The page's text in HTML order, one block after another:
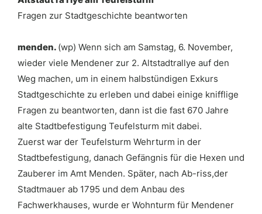
Fragen zur Stadtgeschichte beantworten
menden. (wp) Wenn sich am Samstag, 6. November,
wieder viele Mendener zur 2. Altstadtrallye auf den
Weg machen, um in einem halbstündigen Exkurs
Stadtgeschichte zu erleben und dabei einige knifflige
Fragen zu beantworten, dann ist die fast 670 Jahre
alte Stadtbefestigung Teufelsturm mit dabei.
Zuerst war der Teufelsturm Wehrturm in der
Stadtbefestigung, danach Gefängnis für die Hexen und
Zauberer im Amt Menden. Später, nach Ab-riss,der
Stadtmauer ab 1795 und dem Anbau des
Fachwerkhauses, wurde er Wohnturm für Mendener